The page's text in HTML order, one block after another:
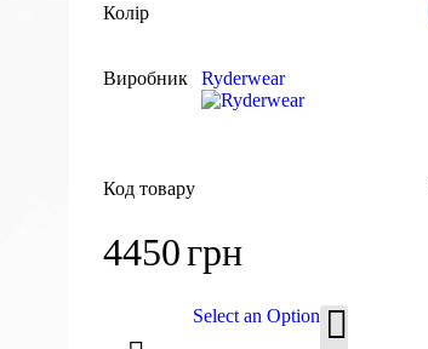
Колір
Виробник Ryderwear
Код товару
грн
4450
Select an Option